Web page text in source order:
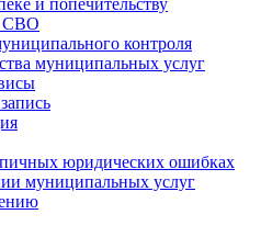
и попечительству
СВО
контроля
муниципальных услуг
юридических ошибках
муниципальных услуг